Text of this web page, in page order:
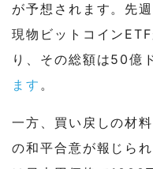
が予想されます。先
現物ビットコイン
り、その総額は50億
ます 。
一方、買い戻しの材
の和平合意が報じら